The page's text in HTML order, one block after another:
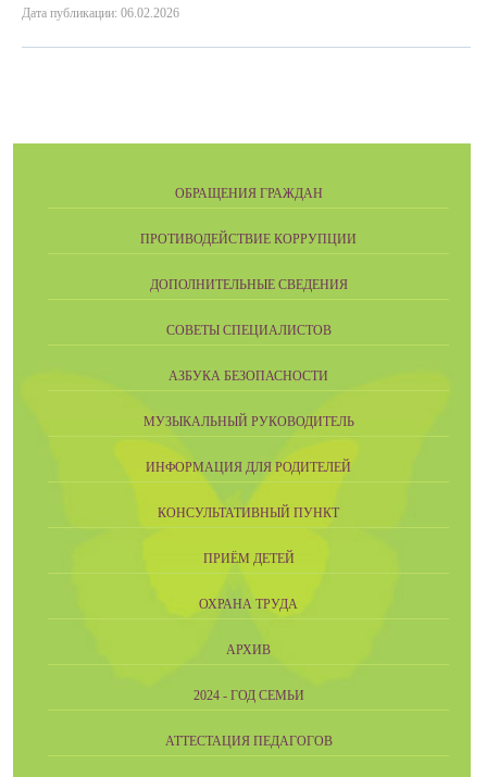
Дата публикации: 06.02.2026
ОБРАЩЕНИЯ ГРАЖДАН
ПРОТИВОДЕЙСТВИЕ КОРРУПЦИИ
ДОПОЛНИТЕЛЬНЫЕ СВЕДЕНИЯ
СОВЕТЫ СПЕЦИАЛИСТОВ
АЗБУКА БЕЗОПАСНОСТИ
МУЗЫКАЛЬНЫЙ РУКОВОДИТЕЛЬ
ИНФОРМАЦИЯ ДЛЯ РОДИТЕЛЕЙ
КОНСУЛЬТАТИВНЫЙ ПУНКТ
ПРИЁМ ДЕТЕЙ
ОХРАНА ТРУДА
АРХИВ
2024 - ГОД СЕМЬИ
АТТЕСТАЦИЯ ПЕДАГОГОВ